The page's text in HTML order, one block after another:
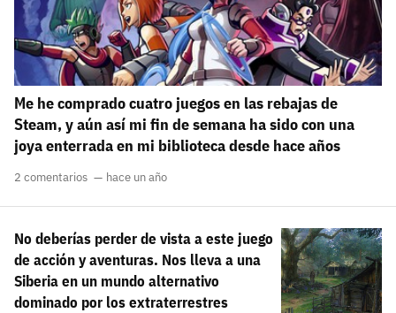
Me he comprado cuatro juegos en las rebajas de
Steam, y aún así mi fin de semana ha sido con una
joya enterrada en mi biblioteca desde hace años
2 comentarios hace un año
No deberías perder de vista a este juego
de acción y aventuras. Nos lleva a una
Siberia en un mundo alternativo
dominado por los extraterrestres